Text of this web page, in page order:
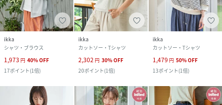
ikka
シャツ・ブラウス
1,973 円 40%OFF
17ポイント(1倍)
ikka
カットソー・Tシャツ
2,302 円 30%OFF
20ポイント(1倍)
ikka
カットソー・Tシャツ
1,479 円 50%OFF
13ポイント(1倍)